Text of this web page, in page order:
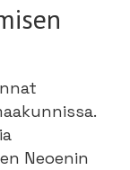
Neoenin